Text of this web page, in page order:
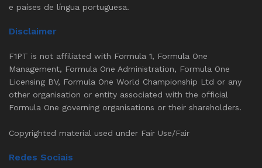
e países de língua portuguesa.
Disclaimer
F1PT is not affiliated with Formula 1, Formula One
Management, Formula One Administration, Formula One
Licensing BV, Formula One World Championship Ltd or any
other organisation or entity associated with the official
Formula One governing organisations or their shareholders.
Copyrighted material used under Fair Use/Fair
Redes Sociais